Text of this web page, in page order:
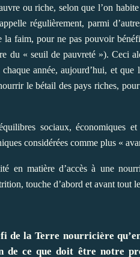
ou riche, selon que l’on
régulièrement, parmi
la faim, pour ne pas pouvoir
du « seuil de pauvreté »). Ceci
année, aujourd’hui, et
le bétail des pays riches,
sociaux, économiques
considérées comme plus «
en matière d’accès à une
touche d’abord et avant tout
de la Terre nourricière
de ce que doit être notre